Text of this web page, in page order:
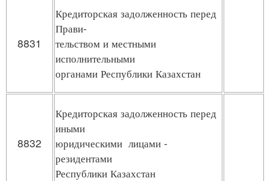
8831
Кредиторская задолженность перед
Прави-
тельством и местными
исполнительными
органами Республики Казахстан
8832
Кредиторская задолженность перед
иными
юридическими лицами -
резидентами
Республики Казахстан